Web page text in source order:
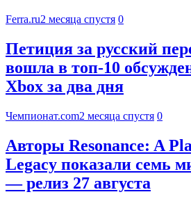
Ferra.ru2 месяца спустя 0
Петиция за русский
вошла в топ-10
Xbox за два дня
Чемпионат.com2 месяца спустя 0
Авторы Resonance: A
Legacy показали семь
— релиз 27 августа